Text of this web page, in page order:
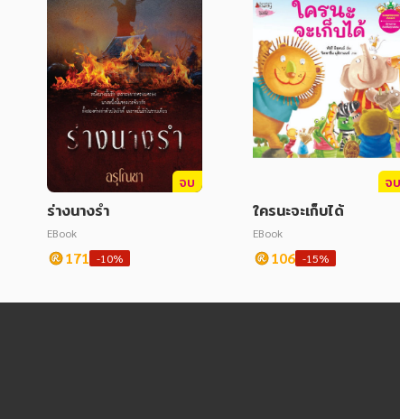
จบ
ร่างนางรำ
EBook
171 -10%
จบ
ใครนะจะเก็บได้
EBook
106 -15%